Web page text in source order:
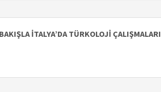
İTALYA’DA TÜRKOLOJİ ÇALIŞMALARI